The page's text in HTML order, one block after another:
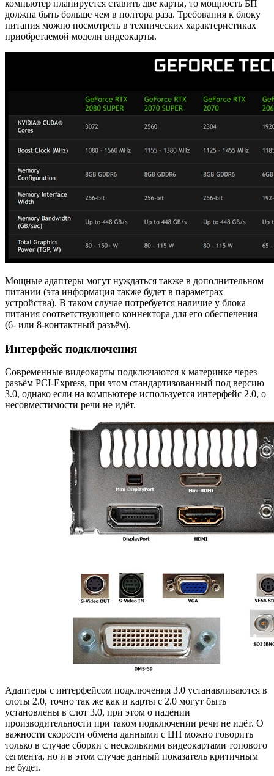
компьютер планируется ставить две карты, то мощность БП
должна быть больше чем в полтора раза. Требования к блоку
питания можно посмотреть в технических характеристиках
приобретаемой модели видеокарты.
Мощные адаптеры могут нуждаться также в дополнительном
питании (эта информация также будет в параметрах
устройства). В таком случае потребуется наличие у блока
питания соответствующего коннектора для его обеспечения
(6- или 8-контактный разъём).
Интерфейс подключения
Современные видеокарты подключаются к материнке через
разъём PCI-Express, при этом стандартизованный под версию
3.0, однако если на компьютере используется интерфейс 2.0, о
несовместимости речи не идёт.
Адаптеры с интерфейсом подключения 3.0 устанавливаются в
слоты 2.0, точно так же как и карты с 2.0 могут быть
установлены в слот 3.0, при этом о падении
производительности при таком подключении речи не идёт. О
важности скорости обмена данными с ЦП можно говорить
только в случае сборки с несколькими видеокартами топового
сегмента, но и в этом случае данный показатель критичным
не будет.